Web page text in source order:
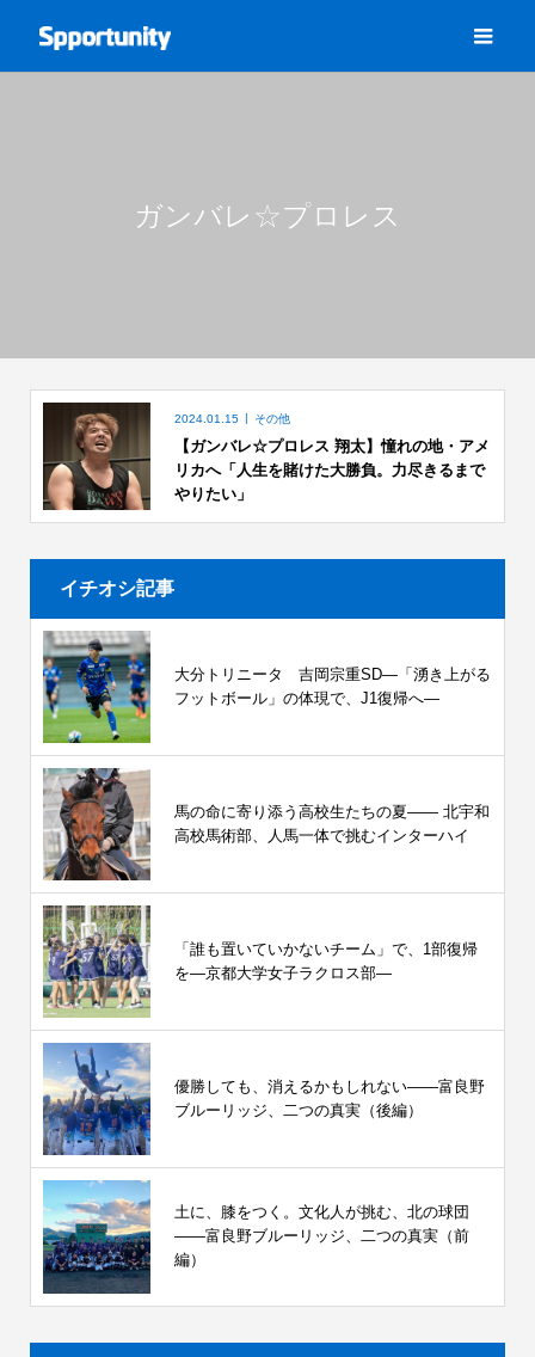
ガンバレ☆プロレス
2024.01.15 その他
【ガンバレ☆プロレス 翔太】憧れの地・アメ
リカへ「人生を賭けた大勝負。力尽きるまで
やりたい」
イチオシ記事
大分トリニータ 吉岡宗重SD―「湧き上がる
フットボール」の体現で、J1復帰へ―
馬の命に寄り添う高校生たちの夏—— 北宇和
高校馬術部、人馬一体で挑むインターハイ
「誰も置いていかないチーム」で、1部復帰
を―京都大学女子ラクロス部―
優勝しても、消えるかもしれない――富良野
ブルーリッジ、二つの真実（後編）
土に、膝をつく。文化人が挑む、北の球団
――富良野ブルーリッジ、二つの真実（前
編）